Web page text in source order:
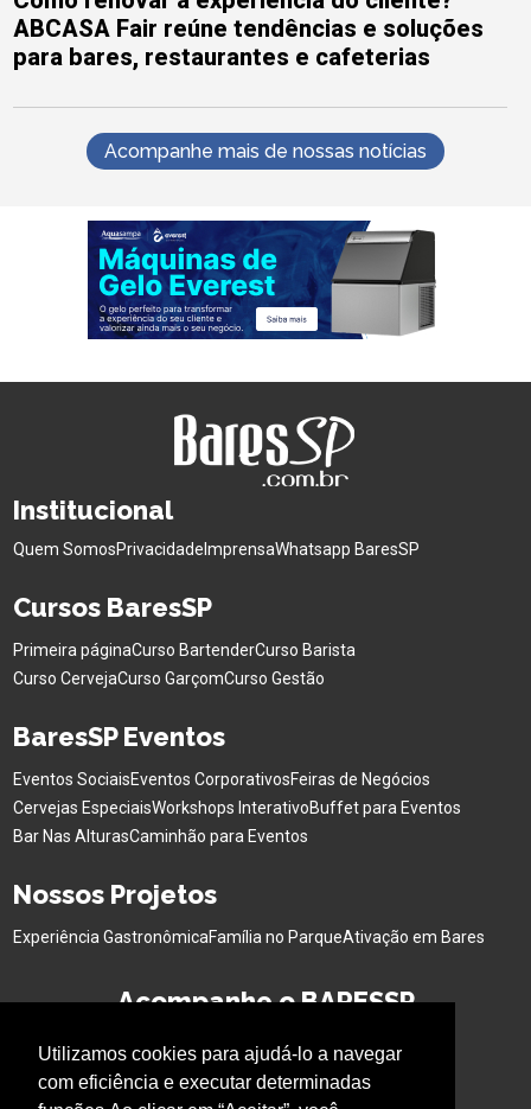
Utilizamos cookies para ajudá-lo a navegar
com eficiência e executar determinadas
ABCASA Fair reúne tendências e soluções
para bares, restaurantes e cafeterias
Acompanhe mais de nossas notícias
Institucional
Quem SomosPrivacidade ImprensaWhatsapp BaresSP
Cursos BaresSP
Primeira páginaCurso BartenderCurso Barista
Curso CervejaCurso GarçomCurso Gestão
BaresSP Eventos
Eventos SociaisEventos CorporativosFeiras de Negócios
Cervejas EspeciaisWorkshops InterativoBuffet para Eventos
Bar Nas AlturasCaminhão para Eventos
Nossos Projetos
Experiência GastronômicaFamília no ParqueAtivação em Bares
Acompanhe o BARESSP